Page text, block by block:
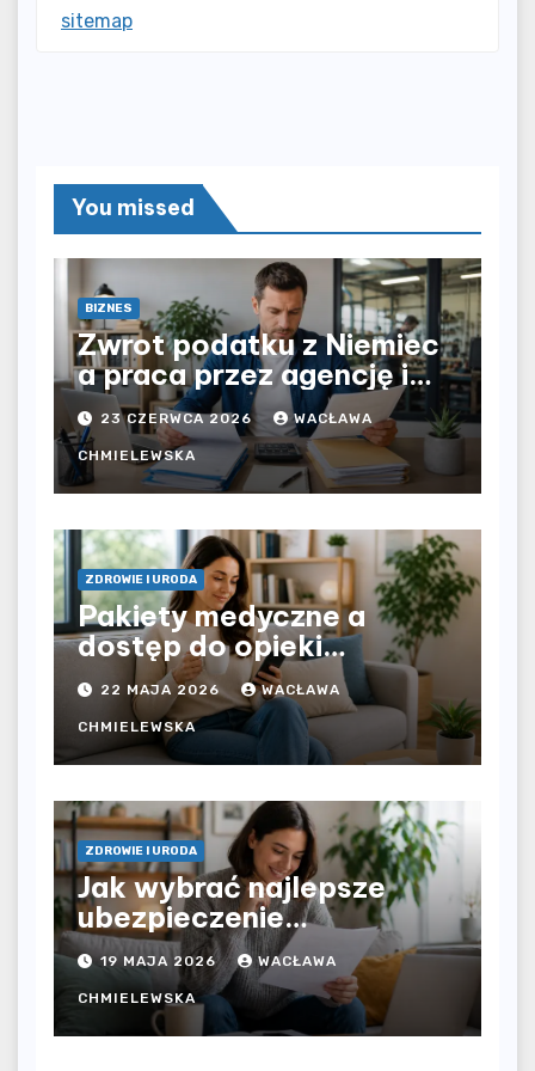
sitemap
You missed
BIZNES
Zwrot podatku z Niemiec
a praca przez agencję i
bezpośrednio u
pracodawcy – jak
rozliczyć oba źródła
dochodu?
23 CZERWCA 2026 WACŁAWA
CHMIELEWSKA
ZDROWIE I URODA
Pakiety medyczne a
dostęp do opieki
zdrowotnej bez
ograniczeń czasowych –
czy prywatna opieka daje
większą swobodę?
22 MAJA 2026 WACŁAWA
CHMIELEWSKA
ZDROWIE I URODA
Jak wybrać najlepsze
ubezpieczenie
komunikacyjne i uniknąć
kosztownych błędów?
19 MAJA 2026 WACŁAWA
CHMIELEWSKA